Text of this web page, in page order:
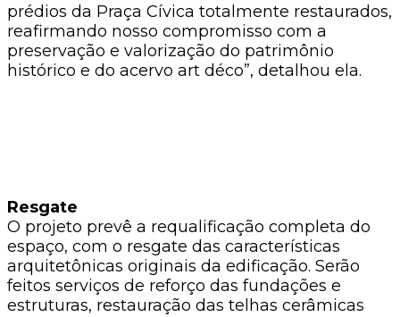
prédios da Praça Cívica totalmente restaurados,
reafirmando nosso compromisso com a
preservação e valorização do patrimônio
histórico e do acervo art déco”, detalhou ela.
Resgate
O projeto prevê a requalificação completa do
espaço, com o resgate das características
arquitetônicas originais da edificação. Serão
feitos serviços de reforço das fundações e
estruturas, restauração das telhas cerâmicas